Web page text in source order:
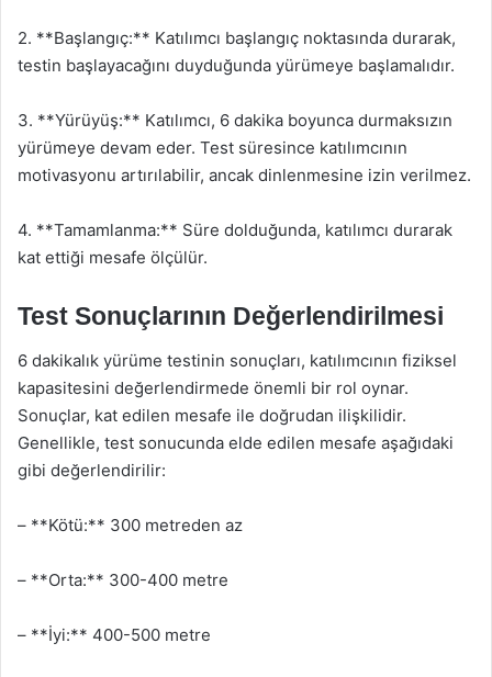
2. **Başlangıç:** Katılımcı başlangıç noktasında durarak,
testin başlayacağını duyduğunda yürümeye başlamalıdır.
3. **Yürüyüş:** Katılımcı, 6 dakika boyunca durmaksızın
yürümeye devam eder. Test süresince katılımcının
motivasyonu artırılabilir, ancak dinlenmesine izin verilmez.
4. **Tamamlanma:** Süre dolduğunda, katılımcı durarak
kat ettiği mesafe ölçülür.
Test Sonuçlarının Değerlendirilmesi
6 dakikalık yürüme testinin sonuçları, katılımcının fiziksel
kapasitesini değerlendirmede önemli bir rol oynar.
Sonuçlar, kat edilen mesafe ile doğrudan ilişkilidir.
Genellikle, test sonucunda elde edilen mesafe aşağıdaki
gibi değerlendirilir:
– **Kötü:** 300 metreden az
– **Orta:** 300-400 metre
– **İyi:** 400-500 metre